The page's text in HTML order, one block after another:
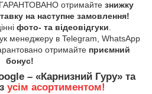
ГАРАНТОВАНО отримайте знижку
на наступне замовлення!
фото- та відеовідгуки.
менеджеру в Telegram, WhatsApp
отримайте приємний
бонус!
– «Карнизний Гуру» та
усім асортиментом!